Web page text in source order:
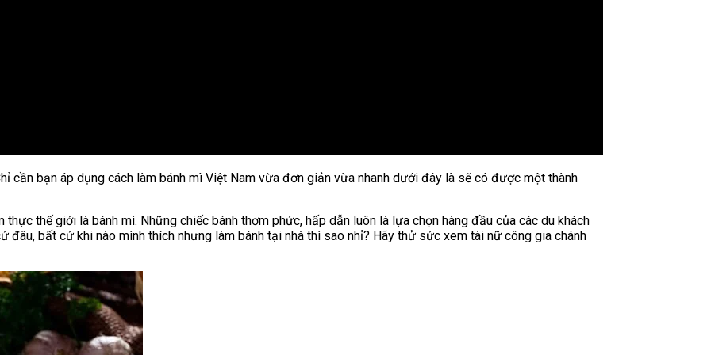
cần bạn áp dụng cách làm bánh mì Việt Nam vừa đơn giản vừa nhanh dưới đây là sẽ có được một thành
thế giới là bánh mì. Những chiếc bánh thơm phức, hấp dẫn luôn là lựa chọn hàng đầu của các du khách
đâu, bất cứ khi nào mình thích nhưng làm bánh tại nhà thì sao nhỉ? Hãy thử sức xem tài nữ công gia chánh